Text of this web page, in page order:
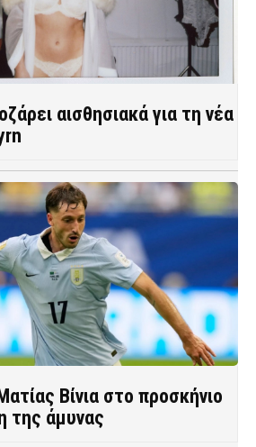
αισθησιακά για τη νέα
Βίνια στο προσκήνιο
της άμυνας